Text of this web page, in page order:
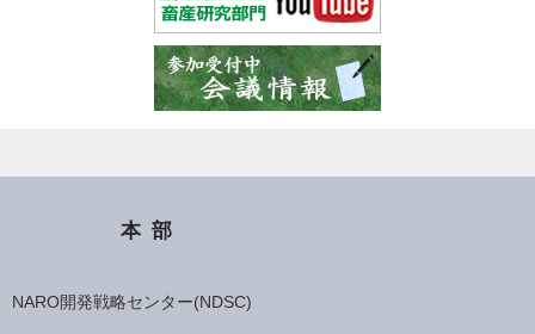
本部
NARO開発戦略センター(NDSC)